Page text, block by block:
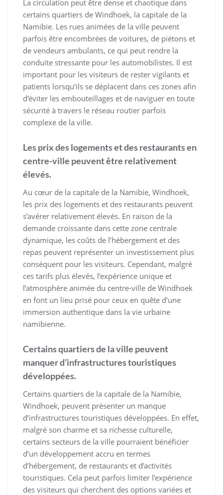
La circulation peut être dense et chaotique dans
certains quartiers de Windhoek, la capitale de la
Namibie. Les rues animées de la ville peuvent
parfois être encombrées de voitures, de piétons et
de vendeurs ambulants, ce qui peut rendre la
conduite stressante pour les automobilistes. Il est
important pour les visiteurs de rester vigilants et
patients lorsqu’ils se déplacent dans ces zones afin
d’éviter les embouteillages et de naviguer en toute
sécurité à travers le réseau routier parfois
complexe de la ville.
Les prix des logements et des restaurants en
centre-ville peuvent être relativement
élevés.
Au cœur de la capitale de la Namibie, Windhoek,
les prix des logements et des restaurants peuvent
s’avérer relativement élevés. En raison de la
demande croissante dans cette zone centrale
dynamique, les coûts de l’hébergement et des
repas peuvent représenter un investissement plus
conséquent pour les visiteurs. Cependant, malgré
ces tarifs plus élevés, l’expérience unique et
l’atmosphère animée du centre-ville de Windhoek
en font un lieu prisé pour ceux en quête d’une
immersion authentique dans la vie urbaine
namibienne.
Certains quartiers de la ville peuvent
manquer d’infrastructures touristiques
développées.
Certains quartiers de la capitale de la Namibie,
Windhoek, peuvent présenter un manque
d’infrastructures touristiques développées. En effet,
malgré son charme et sa richesse culturelle,
certains secteurs de la ville pourraient bénéficier
d’un développement accru en termes
d’hébergement, de restaurants et d’activités
touristiques. Cela peut parfois limiter l’expérience
des visiteurs qui cherchent des options variées et